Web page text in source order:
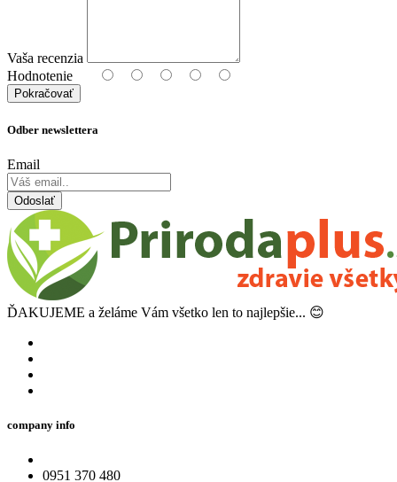
Vaša recenzia
Hodnotenie
Pokračovať
Odber newslettera
Email
Odoslať
ĎAKUJEME a želáme Vám všetko len to najlepšie... 😊
company info
0951 370 480